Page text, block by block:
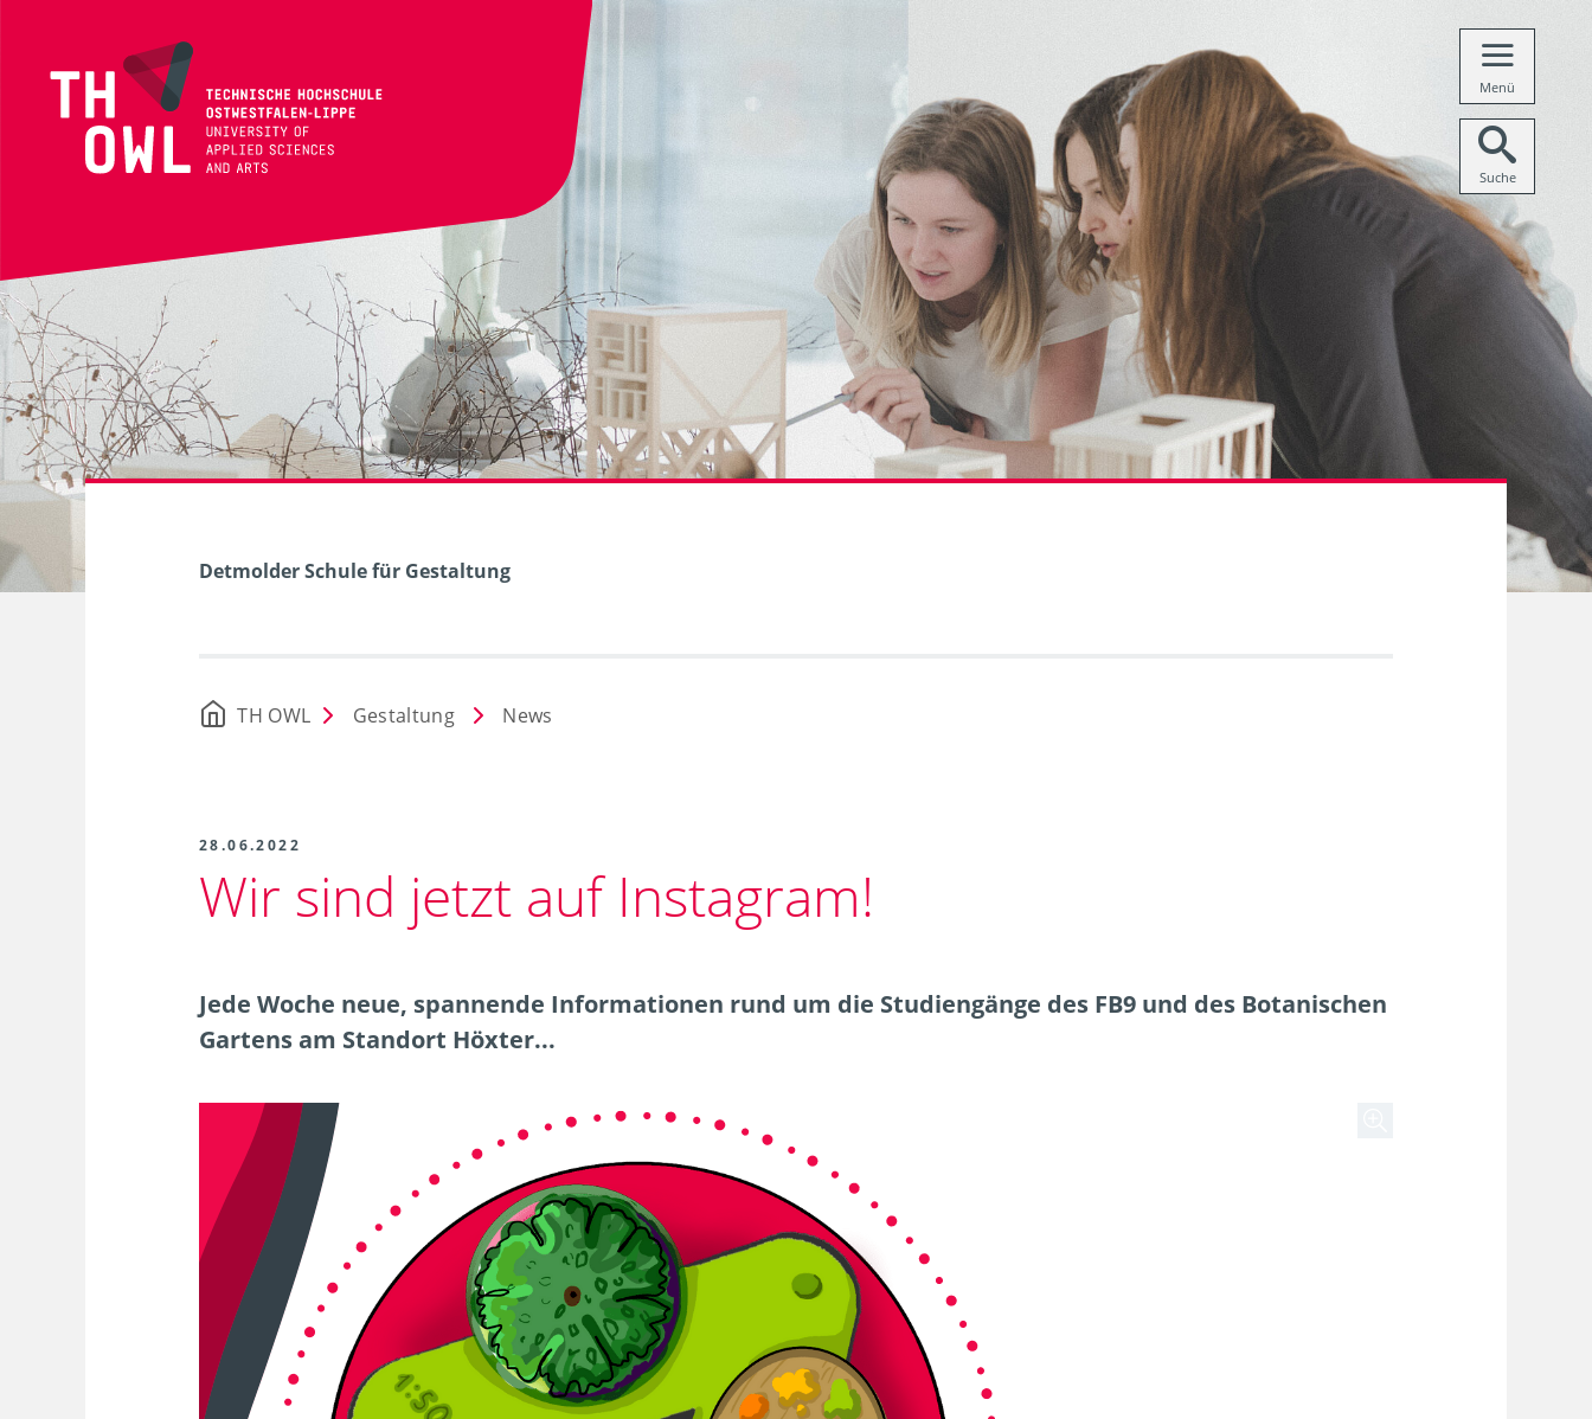
Menü
Suche
Detmolder Schule für Gestaltung
TH OWL Gestaltung News
28.06.2022
Wir sind jetzt auf Instagram!
Jede Woche neue, spannende Informationen rund um die Studiengänge des FB9 und des Botanischen
Gartens am Standort Höxter...